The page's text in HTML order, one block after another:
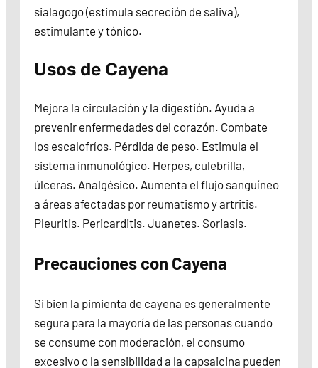
sialagogo (estimula secreción de saliva),
estimulante y tónico.
Usos de Cayena
Mejora la circulación y la digestión. Ayuda a
prevenir enfermedades del corazón. Combate
los escalofríos. Pérdida de peso. Estimula el
sistema inmunológico. Herpes, culebrilla,
úlceras. Analgésico. Aumenta el flujo sanguíneo
a áreas afectadas por reumatismo y artritis.
Pleuritis. Pericarditis. Juanetes. Soriasis.
Precauciones con Cayena
Si bien la pimienta de cayena es generalmente
segura para la mayoría de las personas cuando
se consume con moderación, el consumo
excesivo o la sensibilidad a la capsaicina pueden